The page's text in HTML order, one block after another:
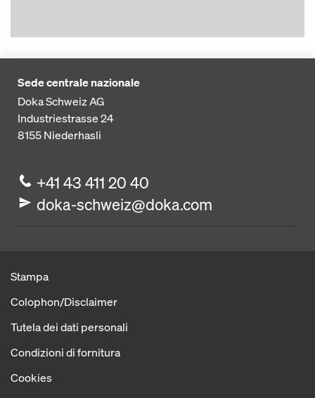
Sede centrale nazionale
Doka Schweiz AG
Industriestrasse 24
8155Niederhasli
+41 43 411 20 40
doka-schweiz@doka.com
Stampa
Colophon/Disclaimer
Tutela dei dati personali
Condizioni di fornitura
Cookies